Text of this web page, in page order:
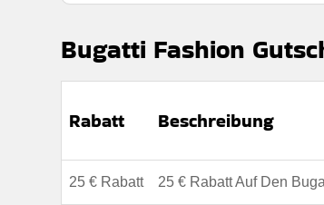
Bugatti Fashion
Rabatt Beschreibung
25 € Rabatt 25 € Rabatt Auf Den